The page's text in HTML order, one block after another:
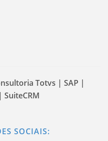
Totvs | SAP |
SOCIAIS: